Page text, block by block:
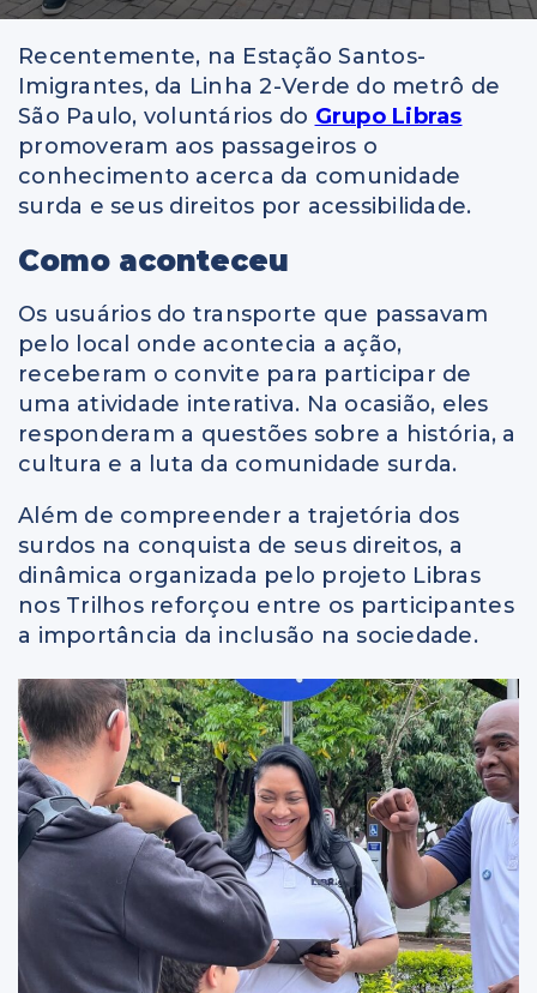
Recentemente, na Estação Santos-
Imigrantes, da Linha 2-Verde do metrô de
São Paulo, voluntários do Grupo Libras
promoveram aos passageiros o
conhecimento acerca da comunidade
surda e seus direitos por acessibilidade.
Como aconteceu
Os usuários do transporte que passavam
pelo local onde acontecia a ação,
receberam o convite para participar de
uma atividade interativa. Na ocasião, eles
responderam a questões sobre a história, a
cultura e a luta da comunidade surda.
Além de compreender a trajetória dos
surdos na conquista de seus direitos, a
dinâmica organizada pelo projeto Libras
nos Trilhos reforçou entre os participantes
a importância da inclusão na sociedade.